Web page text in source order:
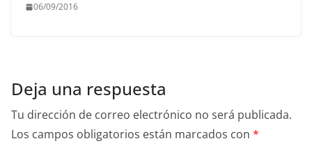
06/09/2016
Deja una respuesta
Tu dirección de correo electrónico no será publicada.
Los campos obligatorios están marcados con *